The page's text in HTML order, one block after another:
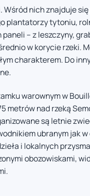
Wśród nich znajduje
tytoniu,
– z leszczyny,
w korycie rzeki.
charakterem. Do
warownym w
metrów nad rzeką
są letnie
ubranym jak
i lokalnych
obozowiskami,